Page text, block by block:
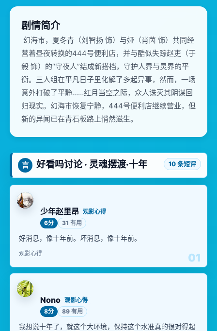
剧情简介
幻海市，夏冬青（刘智扬 饰）与娅（肖茵 饰）共同经
营着昼夜转换的444号便利店，并与酷似失踪赵吏（于
毅 饰）的“守夜人”结成新搭档，守护人界与灵界的平
衡。三人组在平凡日子里化解了多起异事，然而，一场
意外打破了平静……红月当空之际，众人诛灭其阴谋回
归现实。幻海市恢复宁静，444号便利店继续营业，但
新的异闻已在青石板路上悄然滋生。
言 好看吗讨论 · 灵魂摆渡·十年 10 条短评
01
少年赵里昂 观影心得
6分
31 有用
好消息，像十年前。坏消息，像十年前。
观影心得
Nono 观影心得
8分
89 有用
我想说十年了，就这个大环境，保持这个水准真的很对得起